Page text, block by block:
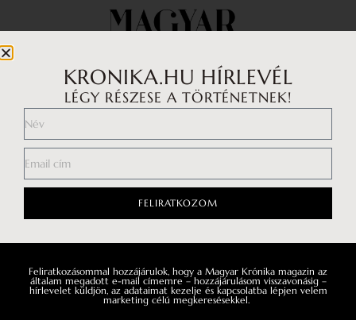
Általános Szerződési Feltételek
Facebook
KRONIKA.HU HÍRLEVÉL
LÉGY RÉSZESE A TÖRTÉNETNEK!
FELIRATKOZOM
Feliratkozásommal hozzájárulok, hogy a Magyar Krónika magazin az
általam megadott e-mail címemre – hozzájárulásom visszavonásig –
hírlevelet küldjön, az adataimat kezelje és kapcsolatba lépjen velem
marketing célú megkeresésekkel.